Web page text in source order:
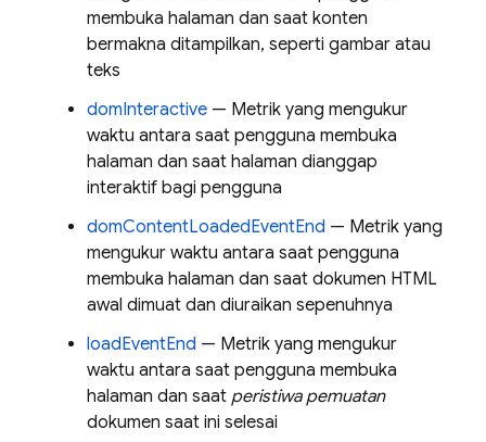
membuka halaman dan saat konten
bermakna ditampilkan, seperti gambar atau
teks
domInteractive — Metrik yang mengukur
waktu antara saat pengguna membuka
halaman dan saat halaman dianggap
interaktif bagi pengguna
domContentLoadedEventEnd — Metrik yang
mengukur waktu antara saat pengguna
membuka halaman dan saat dokumen HTML
awal dimuat dan diuraikan sepenuhnya
loadEventEnd — Metrik yang mengukur
waktu antara saat pengguna membuka
halaman dan saat peristiwa pemuatan
dokumen saat ini selesai